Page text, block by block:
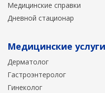
Медицинские справки
Дневной стационар
Медицинские услуги
Дерматолог
Гастроэнтеролог
Гинеколог